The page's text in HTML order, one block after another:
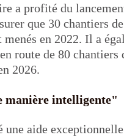
a profité du
que 30 chantiers
menés en 2022. Il a
route de 80
2026.
manière intelligente"
une aide